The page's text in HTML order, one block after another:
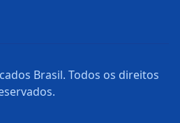
Brasil. Todos os direitos